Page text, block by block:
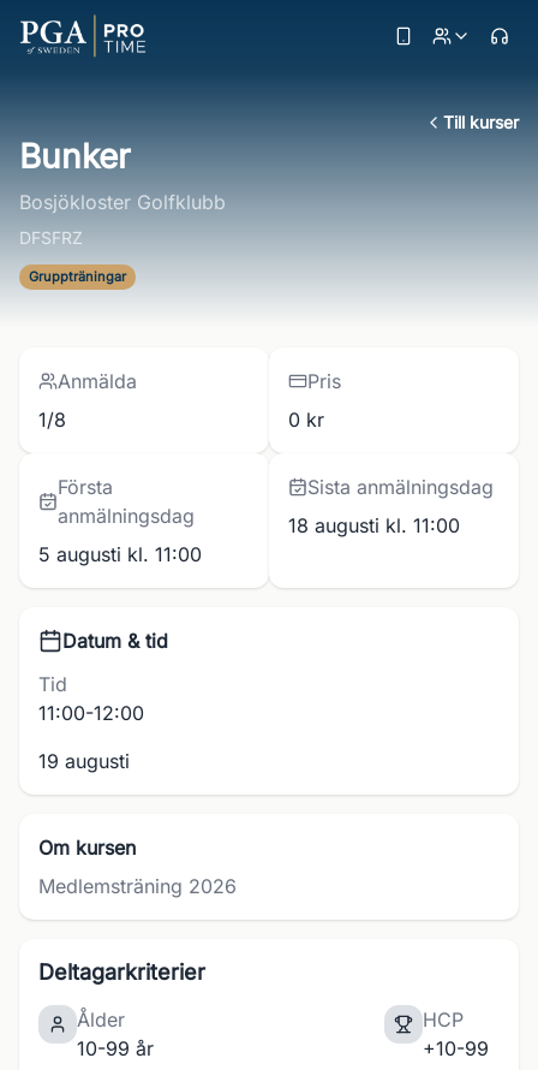
Till kurser
Bunker
Bosjökloster Golfklubb
DFSFRZ
Gruppträningar
Anmälda
1/8
Pris
0 kr
Första
anmälningsdag
5 augusti kl. 11:00
Sista anmälningsdag
18 augusti kl. 11:00
Datum & tid
Tid
11:00-12:00
19 augusti
Om kursen
Medlemsträning 2026
Deltagarkriterier
Ålder
10-99 år
HCP
+10-99